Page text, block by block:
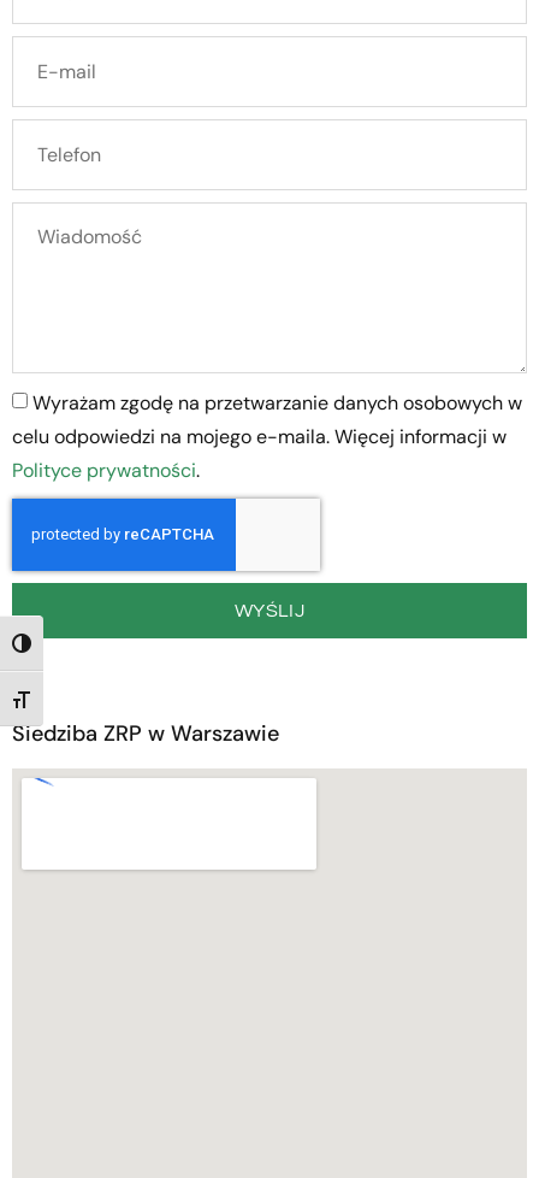
TOGGLE HIGH CONTRAST
TOGGLE FONT SIZE
Wyrażam zgodę na przetwarzanie danych osobowych w
celu odpowiedzi na mojego e-maila. Więcej informacji w
Polityce prywatności.
WYŚLIJ
Siedziba ZRP w Warszawie